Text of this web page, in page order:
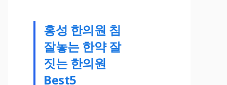
홍성 한의원 침
잘놓는 한약 잘
짓는 한의원
Best5